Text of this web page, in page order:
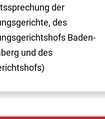
der
des
Baden-
und des